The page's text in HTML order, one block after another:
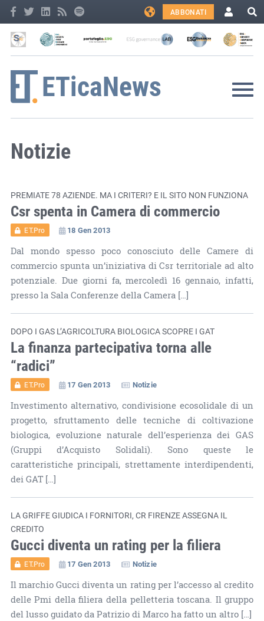
ABBONATI
Notizie
PREMIATE 78 AZIENDE. MA I CRITERI? E IL SITO NON FUNZIONA
Csr spenta in Camera di commercio
ET.Pro 18 Gen 2013
Dal mondo spesso poco conosciuto delle Camere di
commercio spunta un’iniziativa di Csr territoriale ad alto
potenziale. Due giorni fa, mercoledì 16 gennaio, infatti,
presso la Sala Conferenze della Camera […]
DOPO I GAS L’AGRICOLTURA BIOLOGICA SCOPRE I GAT
La finanza partecipativa torna alle
“radici”
ET.Pro 17 Gen 2013 Notizie
Investimento alternativo, condivisione ecosolidale di un
progetto, sfruttamento delle tecniche di coltivazione
biologica, evoluzione naturale dell’esperienza dei GAS
(Gruppi d’Acquisto Solidali). Sono queste le
caratteristiche principali, strettamente interdipendenti,
dei GAT […]
LA GRIFFE GIUDICA I FORNITORI, CR FIRENZE ASSEGNA IL
CREDITO
Gucci diventa un rating per la filiera
ET.Pro 17 Gen 2013 Notizie
Il marchio Gucci diventa un rating per l’accesso al credito
delle Pmi della filiera della pelletteria toscana. Il gruppo
del lusso guidato da Patrizio di Marco ha fatto un altro […]